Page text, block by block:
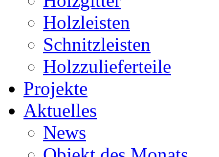
Holzleisten
Schnitzleisten
Holzzulieferteile
Projekte
Aktuelles
News